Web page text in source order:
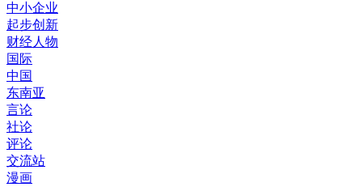
中小企业
起步创新
财经人物
国际
中国
东南亚
言论
社论
评论
交流站
漫画